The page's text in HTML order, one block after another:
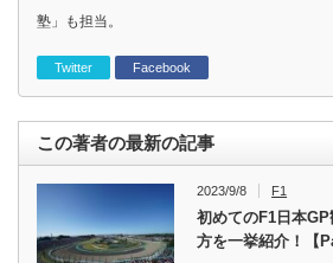
塾」も担当。
Twitter Facebook
この著者の最新の記事
2023/9/8 F1
初めてのF1日本
方を一挙紹介！【